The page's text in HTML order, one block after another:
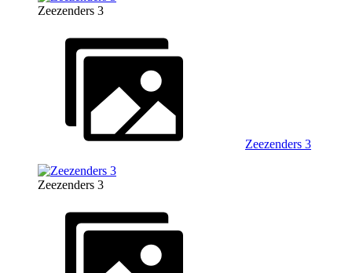
Zeezenders 3
Zeezenders 3
Zeezenders 3